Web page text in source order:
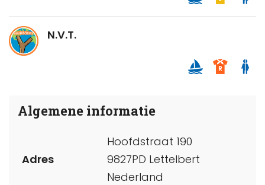
N.V.T.
Algemene informatie
Adres
Hoofdstraat 190
9827PD Lettelbert
Nederland